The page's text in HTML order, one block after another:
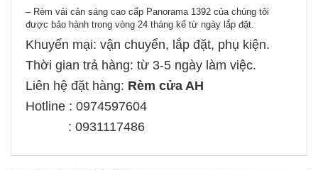
– Rèm vải cản sáng cao cấp Panorama 1392 của chúng tôi
được bảo hành trong vòng 24 tháng kể từ ngày lắp đặt.
Khuyến mại: vận chuyển, lắp đặt, phụ kiện.
Thời gian trả hàng: từ 3-5 ngày làm việc.
Liên hệ đặt hàng: Rèm cửa AH
Hotline : 0974597604
: 0931117486